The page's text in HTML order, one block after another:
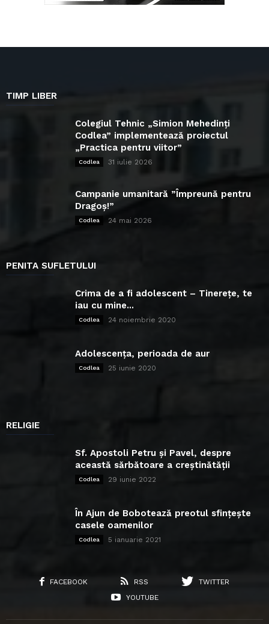
TIMP LIBER
Colegiul Tehnic „Simion Mehedinți
Codlea” implementează proiectul
„Practica pentru viitor”
Codlea 31 iulie 2026
Campanie umanitară ”Împreună pentru
Dragoș!”
Codlea 24 mai 2026
PENITA SUFLETULUI
Crima de a fi adolescent – Tinerețe, te
iau cu mine...
Codlea 24 noiembrie 2020
Adolescența, perioada de aur
Codlea 25 iunie 2020
RELIGIE
Sf. Apostoli Petru și Pavel, despre
această sărbătoare a creștinătății
Codlea 29 iunie 2022
În Ajun de Bobotează preotul sfințește
casele oamenilor
Codlea 5 ianuarie 2021
FACEBOOK RSS
TWITTER
YOUTUBE